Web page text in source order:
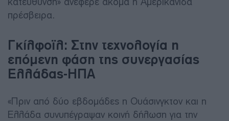
πρέσβειρα.
Γκίλφοϊλ: Στην τεχνολογία η
επόμενη φάση της συνεργασίας
Ελλάδας-ΗΠΑ
«Πριν από δύο εβδομάδες η Ουάσινγκτον και η
Ελλάδα συνυπέγραψαν κοινή δήλωση για την